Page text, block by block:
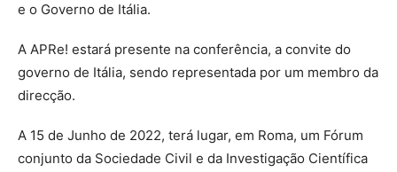
e o Governo de Itália.
A APRe! estará presente na conferência, a convite do
governo de Itália, sendo representada por um membro da
direcção.
A 15 de Junho de 2022, terá lugar, em Roma, um Fórum
conjunto da Sociedade Civil e da Investigação Científica